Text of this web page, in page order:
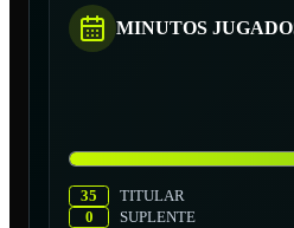
MINUTOS
35
TITULAR
0
SUPLENTE